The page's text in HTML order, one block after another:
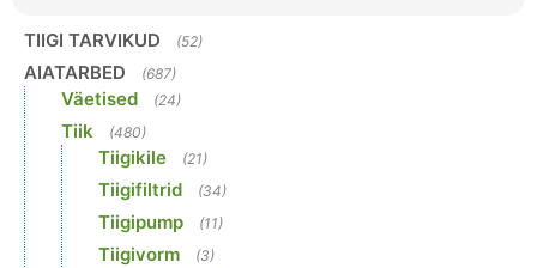
TIIGI TARVIKUD (52)
AIATARBED (687)
Väetised (24)
Tiik (480)
Tiigikile (21)
Tiigifiltrid (34)
Tiigipump (11)
Tiigivorm (3)